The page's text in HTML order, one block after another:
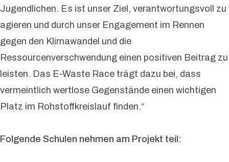
Jugendlichen. Es ist unser Ziel, verantwortungsvoll zu
agieren und durch unser Engagement im Rennen
gegen den Klimawandel und die
Ressourcenverschwendung einen positiven Beitrag zu
leisten. Das E-Waste Race trägt dazu bei, dass
vermeintlich wertlose Gegenstände einen wichtigen
Platz im Rohstoffkreislauf finden.“
Folgende Schulen nehmen am Projekt teil: